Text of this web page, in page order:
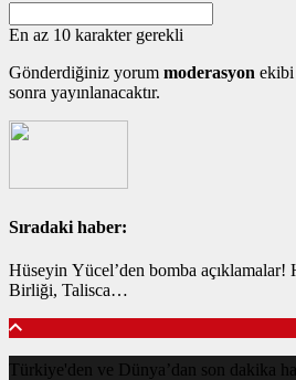
En az 10 karakter gerekli
Gönderdiğiniz yorum moderasyon ekibi
sonra yayınlanacaktır.
Sıradaki haber:
Hüseyin Yücel’den bomba açıklamalar!
Birliği, Talisca…
Türkiye'den ve Dünya’dan son dakika